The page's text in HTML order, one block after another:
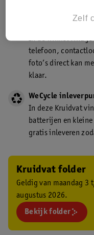
In de winkel vind je
telefoon,
foto’s direct kan
klaar.
WeCycle
In deze Kruidvat
batterijen en kleine
gratis inleveren
Kruidvat folder
Geldig van maandag 3
augustus 2026.
Bekijk folder
Zelf